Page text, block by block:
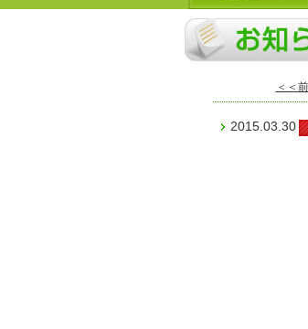
＜＜
2015.03.30